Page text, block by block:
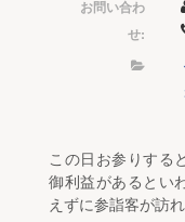
お問い合わ
せ:
この日お参りする
御利益があるとい
えずに参詣客が訪